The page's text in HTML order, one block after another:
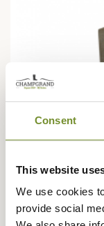
Consent
This website
We use cookies
provide social